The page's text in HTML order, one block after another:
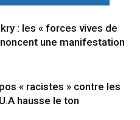
: les « forces vives de
une manifestation
« racistes » contre les
hausse le ton